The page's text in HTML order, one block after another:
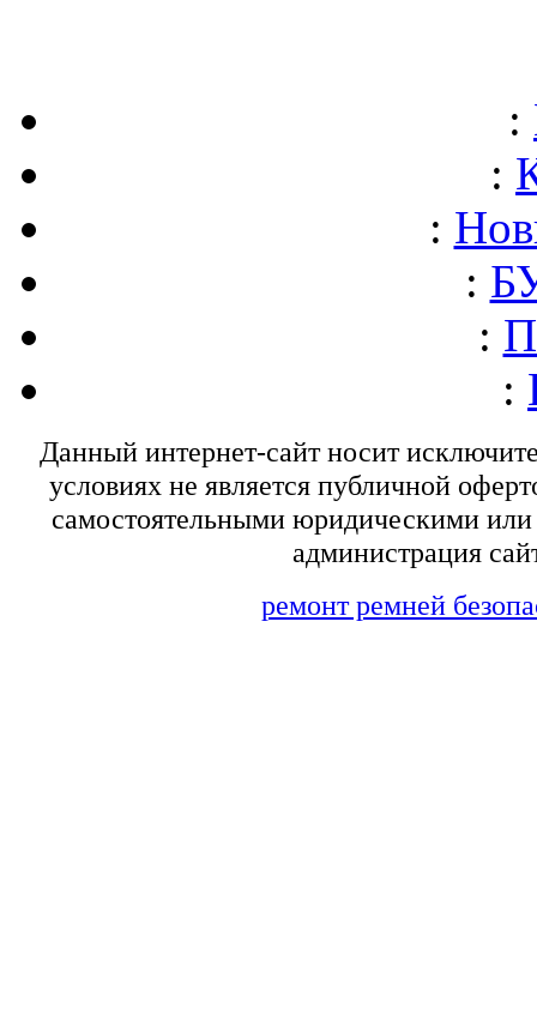
:
:
:
:
:
:
Данный интернет-сайт носит
условиях не является публичной
самостоятельными юридическими
администрация
ремонт ремней